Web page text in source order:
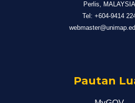
Perlis, MALAYSIA
Tel: +604-9414
Pautan